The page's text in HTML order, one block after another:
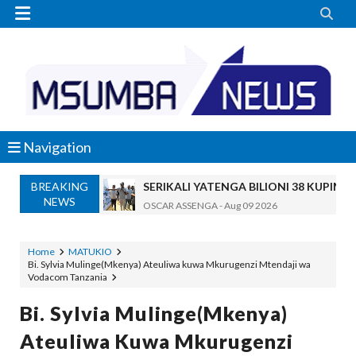
 
Navigation
BREAKING
NEWS
SERIKALI YATENGA BILIONI 38
OSCAR ASSENGA-Aug 09 2026
Nilitaka Dhulumiwa Kiwanja Changu
SOKO BUBU LA MADINI
MSUMBA -Aug 09 2026
Nilihofia Moto Na Majanga Yaliyokuwa
Home
MATUKIO
Bi. Sylvia Mulinge(Mkenya) Ateuliwa kuwa Mkurugenzi Mtendaji wa
Vodacom Tanzania
Bi. Sylvia Mulinge(Mkenya)
Ateuliwa Kuwa Mkurugenzi